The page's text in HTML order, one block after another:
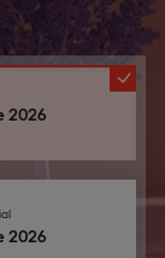
2026
2026